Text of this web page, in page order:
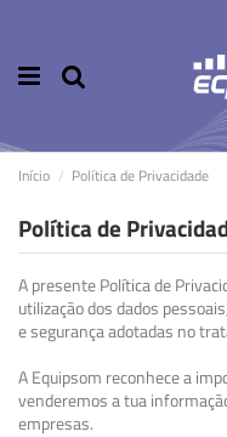
Início Política de Privacidade
Política de
A presente Política de
utilização dos dados
e segurança adotadas no
A Equipsom reconhece a
venderemos a tua
empresas.